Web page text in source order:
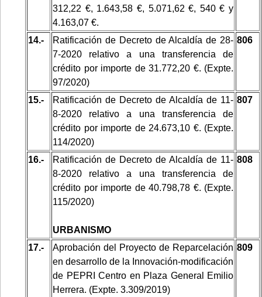
312,22 €, 1.643,58 €, 5.071,62 €, 540 € y
4.163,07 €.
14.-
Ratificación de Decreto de Alcaldía de 28-
7-2020 relativo a una transferencia de
crédito por importe de 31.772,20 €. (Expte.
97/2020)
806
15.-
Ratificación de Decreto de Alcaldía de 11-
8-2020 relativo a una transferencia de
crédito por importe de 24.673,10 €. (Expte.
114/2020)
807
16.-
Ratificación de Decreto de Alcaldía de 11-
8-2020 relativo a una transferencia de
crédito por importe de 40.798,78 €. (Expte.
115/2020)
URBANISMO
808
17.-
Aprobación del Proyecto de Reparcelación
en desarrollo de la Innovación-modificación
de PEPRI Centro en Plaza General Emilio
Herrera. (Expte. 3.309/2019)
809